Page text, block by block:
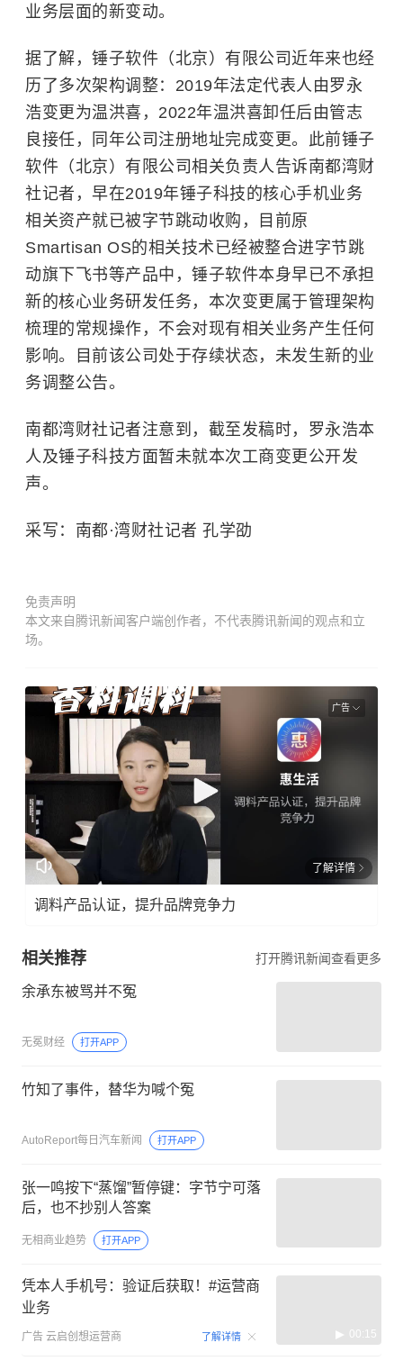
业务层面的新变动。
据了解，锤子软件（北京）有限公司近年来也经
历了多次架构调整：2019年法定代表人由罗永
浩变更为温洪喜，2022年温洪喜卸任后由管志
良接任，同年公司注册地址完成变更。此前锤子
软件（北京）有限公司相关负责人告诉南都湾财
社记者，早在2019年锤子科技的核心手机业务
相关资产就已被字节跳动收购，目前原
Smartisan OS的相关技术已经被整合进字节跳
动旗下飞书等产品中，锤子软件本身早已不承担
新的核心业务研发任务，本次变更属于管理架构
梳理的常规操作，不会对现有相关业务产生任何
影响。目前该公司处于存续状态，未发生新的业
务调整公告。
南都湾财社记者注意到，截至发稿时，罗永浩本
人及锤子科技方面暂未就本次工商变更公开发
声。
采写：南都·湾财社记者 孔学劭
免责声明
本文来自腾讯新闻客户端创作者，不代表腾讯新闻的观点和立
场。
广告
了解详情
调料产品认证，提升品牌竞争力
相关推荐 打开腾讯新闻查看更多
余承东被骂并不冤
无冕财经 打开APP
竹知了事件，替华为喊个冤
AutoReport每日汽车新闻 打开APP
张一鸣按下“蒸馏”暂停键：字节宁可落
后，也不抄别人答案
无相商业趋势 打开APP
凭本人手机号：验证后获取！#运营商
业务
广告 云启创想运营商 了解详情 00:15